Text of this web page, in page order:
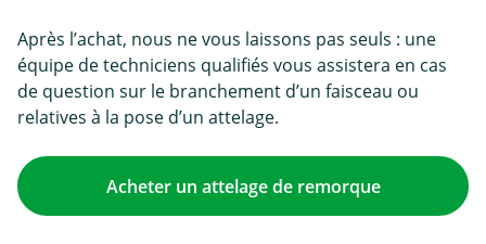
Après l’achat, nous ne vous laissons pas seuls : une
équipe de techniciens qualifiés vous assistera en cas
de question sur le branchement d’un faisceau ou
relatives à la pose d’un attelage.
Acheter un attelage de remorque